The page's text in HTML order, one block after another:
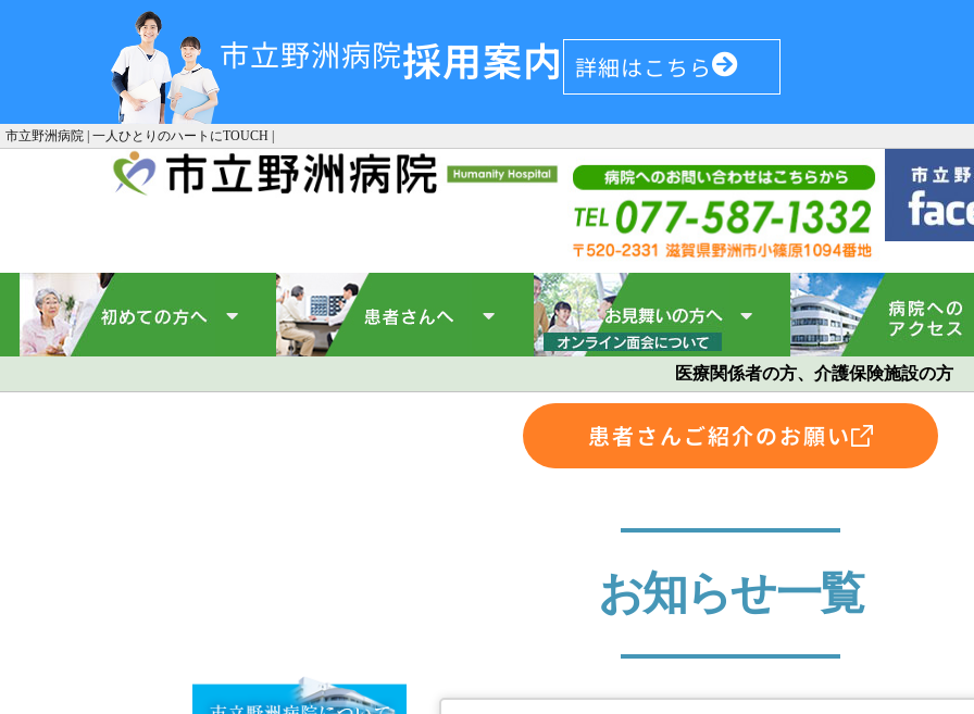
市立野洲病院採用案内 詳細はこちら
市立野洲病院 | 一人ひとりのハートにTOUCH |
医療関係者の方、介護保険施設の方
患者さんご紹介のお願い
お知らせ一覧